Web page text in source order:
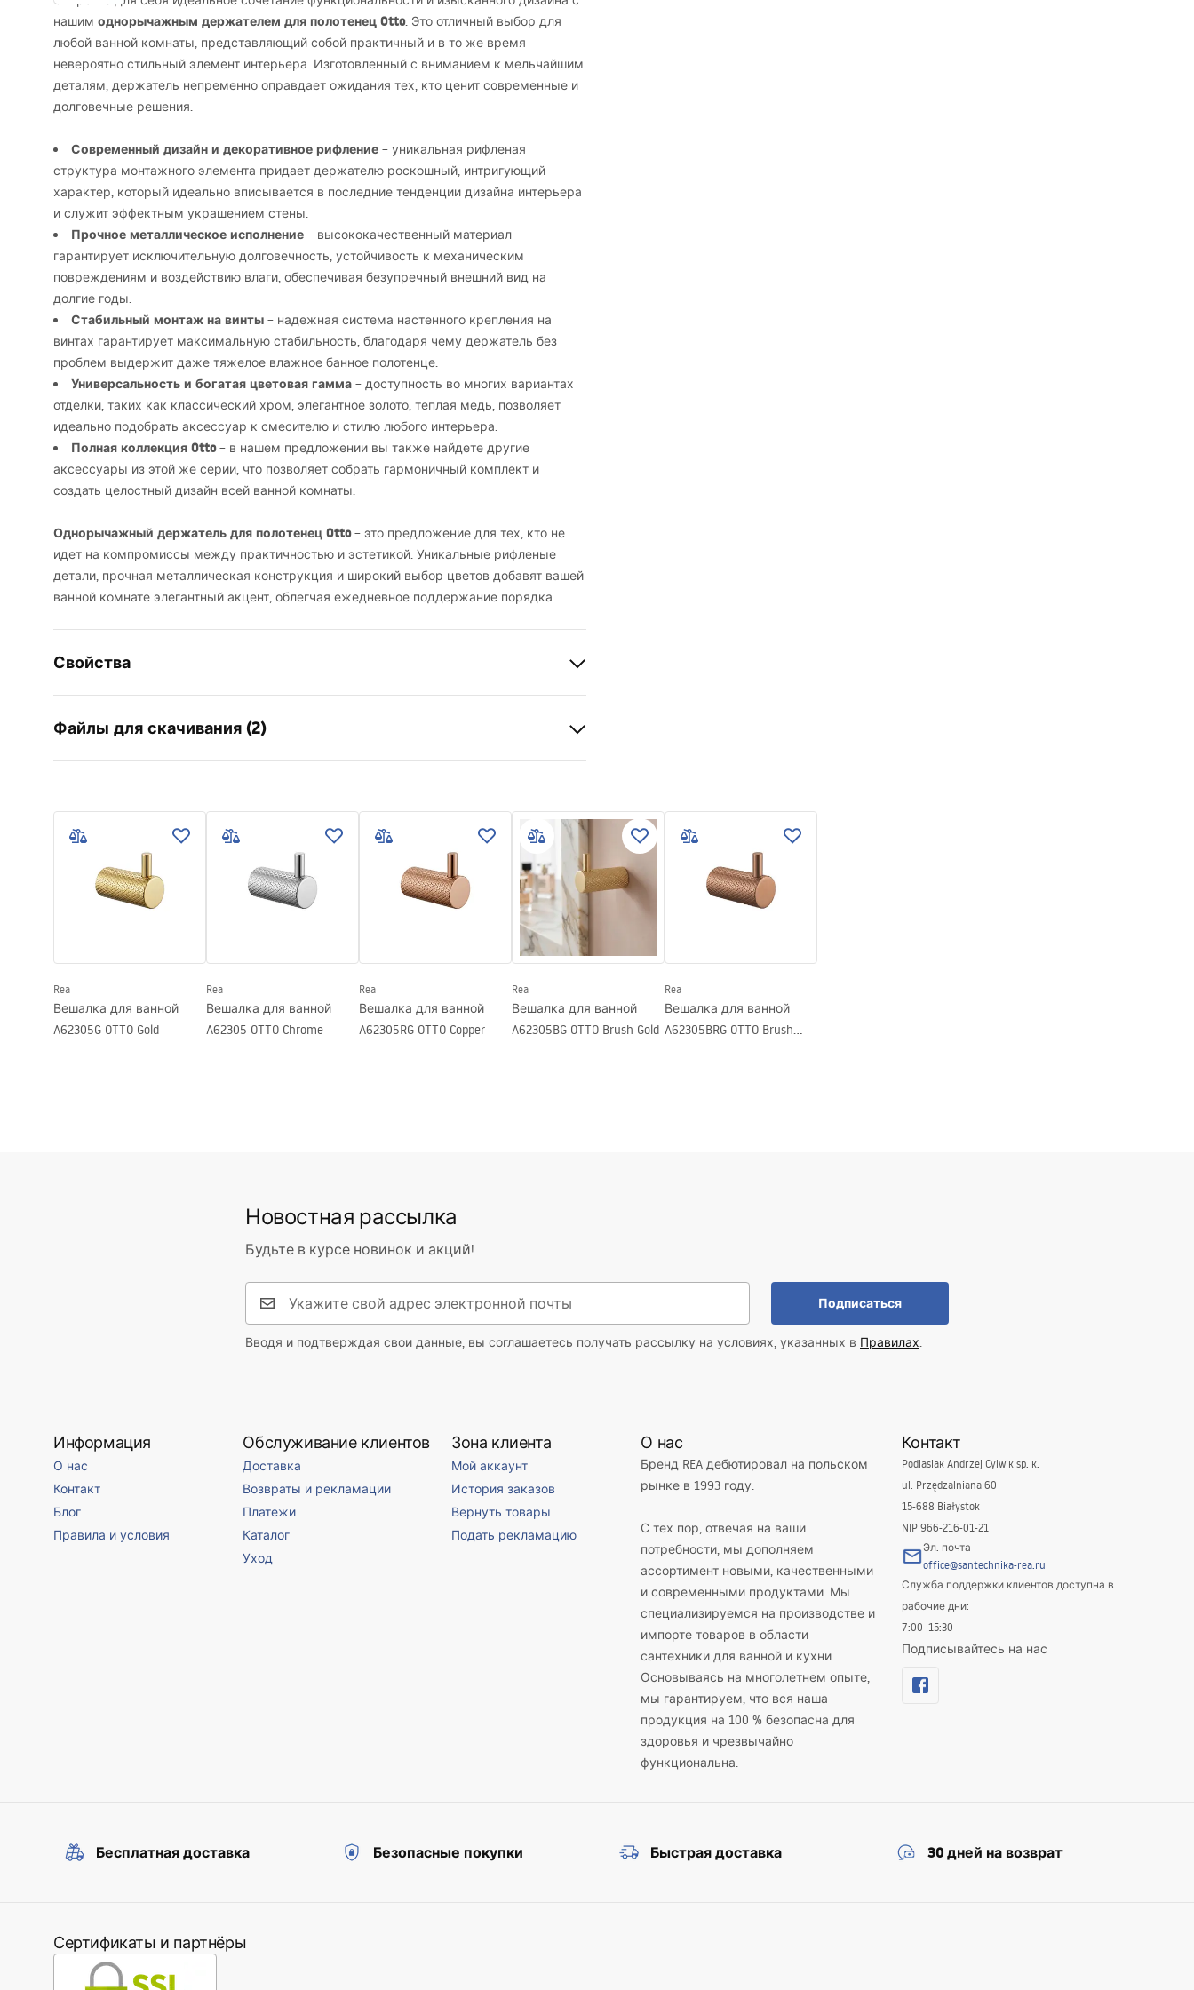
нашим однорычажным держателем для полотенец Otto. Это отличный выбор для
любой ванной комнаты, представляющий собой практичный и в то же время
невероятно стильный элемент интерьера. Изготовленный с вниманием к мельчайшим
деталям, держатель непременно оправдает ожидания тех, кто ценит современные и
долговечные решения.
Современный дизайн и декоративное рифление – уникальная рифленая
структура монтажного элемента придает держателю роскошный, интригующий
характер, который идеально вписывается в последние тенденции дизайна интерьера
и служит эффектным украшением стены.
Прочное металлическое исполнение – высококачественный материал
гарантирует исключительную долговечность, устойчивость к механическим
повреждениям и воздействию влаги, обеспечивая безупречный внешний вид на
долгие годы.
Стабильный монтаж на винты – надежная система настенного крепления на
винтах гарантирует максимальную стабильность, благодаря чему держатель без
проблем выдержит даже тяжелое влажное банное полотенце.
Универсальность и богатая цветовая гамма – доступность во многих вариантах
отделки, таких как классический хром, элегантное золото, теплая медь, позволяет
идеально подобрать аксессуар к смесителю и стилю любого интерьера.
Полная коллекция Otto– в нашем предложении вы также найдете другие
аксессуары из этой же серии, что позволяет собрать гармоничный комплект и
создать целостный дизайн всей ванной комнаты.
Однорычажный держатель для полотенец Otto– это предложение для тех, кто не
идет на компромиссы между практичностью и эстетикой. Уникальные рифленые
детали, прочная металлическая конструкция и широкий выбор цветов добавят вашей
ванной комнате элегантный акцент, облегчая ежедневное поддержание порядка.
Свойства
Материал
Способ монтажа
Прикручиваемый
Серия
Файлы для скачивания (2)
Accessories_-_24.pdf
безопасности
Safety_Information_Accessories.pd
Rea
Вешалка для ванной
A62305G OTTO Gold
Rea
Вешалка для ванной
A62305 OTTO Chrome
Rea
Вешалка для ванной
A62305RG OTTO Copper
Rea
Вешалка для ванной
A62305BG OTTO Brush Gold
Rea
Вешалка для ванной
A62305BRG OTTO Brush
Новостная рассылка
Будьте в курсе новинок и акций!
Подписаться
Вводя и подтверждая свои данные, вы соглашаетесь получать рассылку на условиях, указанных в Правилах.
Информация
О нас
Контакт
Блог
Правила и условия
Обслуживание клиентов
Доставка
Возвраты и рекламации
Платежи
Каталог
Уход
Зона клиента
Мой аккаунт
История заказов
Вернуть товары
Подать рекламацию
О нас
Бренд REA дебютировал на польском
рынке в 1993 году.
С тех пор, отвечая на ваши
потребности, мы дополняем
ассортимент новыми, качественными
и современными продуктами. Мы
специализируемся на производстве и
импорте товаров в области
сантехники для ванной и кухни.
Основываясь на многолетнем опыте,
мы гарантируем, что вся наша
продукция на 100 % безопасна для
здоровья и чрезвычайно
функциональна.
Контакт
Podlasiak Andrzej Cylwik sp. k.
ul. Przędzalniana 60
15-688 Białystok
NIP 966-216-01-21
Эл. почта
office@santechnika-rea.ru
Служба поддержки клиентов доступна в
рабочие дни:
7:00–15:30
Подписывайтесь на нас
Бесплатная доставка Безопасные покупки Быстрая доставка 30 дней на возврат
Сертификаты и партнёры